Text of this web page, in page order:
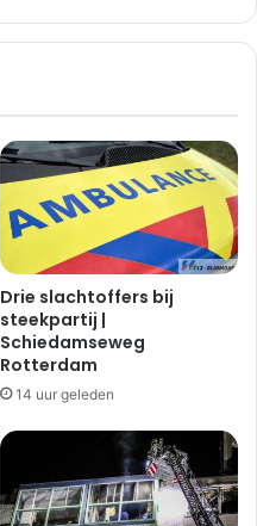
Drie slachtoffers bij
steekpartij |
Schiedamseweg
Rotterdam
14 uur geleden